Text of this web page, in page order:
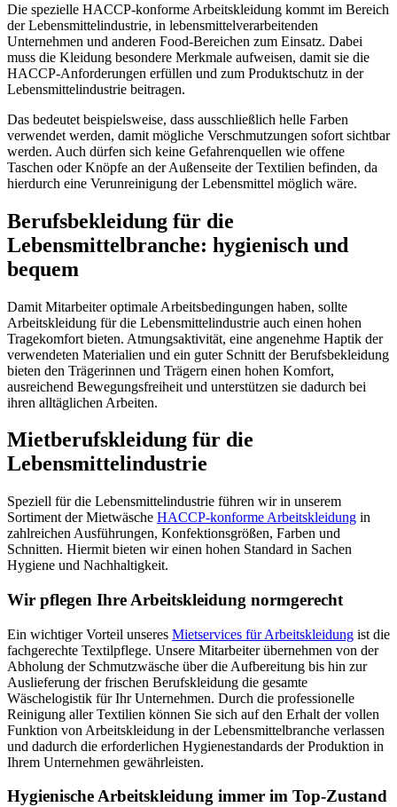
Die spezielle HACCP-konforme Arbeitskleidung kommt im Bereich
der Lebensmittelindustrie, in lebensmittelverarbeitenden
Unternehmen und anderen Food-Bereichen zum Einsatz. Dabei
muss die Kleidung besondere Merkmale aufweisen, damit sie die
HACCP-Anforderungen erfüllen und zum Produktschutz in der
Lebensmittelindustrie beitragen.
Das bedeutet beispielsweise, dass ausschließlich helle Farben
verwendet werden, damit mögliche Verschmutzungen sofort sichtbar
werden. Auch dürfen sich keine Gefahrenquellen wie offene
Taschen oder Knöpfe an der Außenseite der Textilien befinden, da
hierdurch eine Verunreinigung der Lebensmittel möglich wäre.
Berufsbekleidung für die
Lebensmittelbranche: hygienisch und
bequem
Damit Mitarbeiter optimale Arbeitsbedingungen haben, sollte
Arbeitskleidung für die Lebensmittelindustrie auch einen hohen
Tragekomfort bieten. Atmungsaktivität, eine angenehme Haptik der
verwendeten Materialien und ein guter Schnitt der Berufsbekleidung
bieten den Trägerinnen und Trägern einen hohen Komfort,
ausreichend Bewegungsfreiheit und unterstützen sie dadurch bei
ihren alltäglichen Arbeiten.
Mietberufskleidung für die
Lebensmittelindustrie
Speziell für die Lebensmittelindustrie führen wir in unserem
Sortiment der Mietwäsche HACCP-konforme Arbeitskleidung in
zahlreichen Ausführungen, Konfektionsgrößen, Farben und
Schnitten. Hiermit bieten wir einen hohen Standard in Sachen
Hygiene und Nachhaltigkeit.
Wir pflegen Ihre Arbeitskleidung normgerecht
Ein wichtiger Vorteil unseres Mietservices für Arbeitskleidung ist die
fachgerechte Textilpflege. Unsere Mitarbeiter übernehmen von der
Abholung der Schmutzwäsche über die Aufbereitung bis hin zur
Auslieferung der frischen Berufskleidung die gesamte
Wäschelogistik für Ihr Unternehmen. Durch die professionelle
Reinigung aller Textilien können Sie sich auf den Erhalt der vollen
Funktion von Arbeitskleidung in der Lebensmittelbranche verlassen
und dadurch die erforderlichen Hygienestandards der Produktion in
Ihrem Unternehmen gewährleisten.
Hygienische Arbeitskleidung immer im Top-Zustand